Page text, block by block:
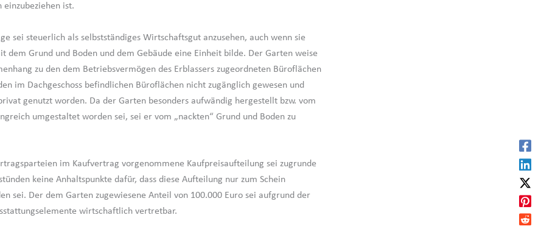
einzubeziehen ist.
sei steuerlich als selbstständiges Wirtschaftsgut anzusehen, auch wenn sie
dem Grund und Boden und dem Gebäude eine Einheit bilde. Der Garten weise
zu den dem Betriebsvermögen des Erblassers zugeordneten Büroflächen
im Dachgeschoss befindlichen Büroflächen nicht zugänglich gewesen und
genutzt worden. Da der Garten besonders aufwändig hergestellt bzw. vom
umgestaltet worden sei, sei er vom „nackten“ Grund und Boden zu
im Kaufvertrag vorgenommene Kaufpreisaufteilung sei zugrunde
keine Anhaltspunkte dafür, dass diese Aufteilung nur zum Schein
sei. Der dem Garten zugewiesene Anteil von 100.000 Euro sei aufgrund der
wirtschaftlich vertretbar.